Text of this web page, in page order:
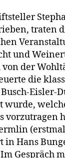
traten
und
von der
die
Eisler-
wurde,
vorzutragen
Hans
Gespräch